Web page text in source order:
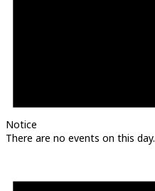
Notice
There are no events on this day.